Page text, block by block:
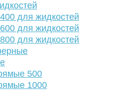
для жидкостей
для жидкостей
для жидкостей
500
1000